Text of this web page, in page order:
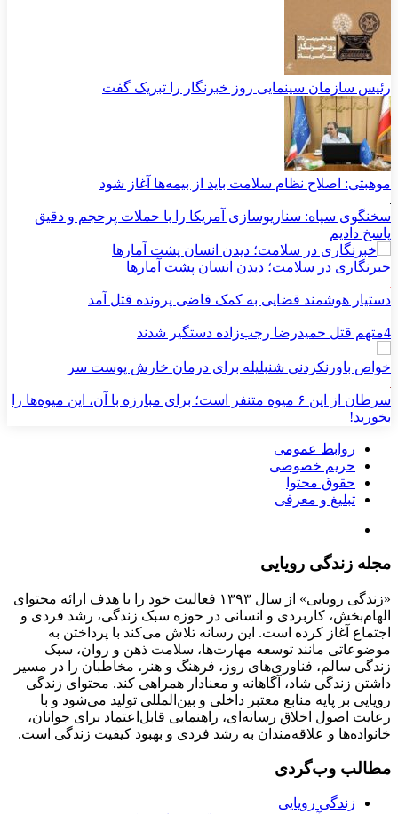
رئیس سازمان سینمایی روز خبرنگار را تبریک گفت
موهبتی: اصلاح نظام سلامت باید از بیمه‌ها آغاز شود
سخنگوی سپاه: سناریوسازی آمریکا را با حملات پرحجم‌‌ و دقیق‌
پاسخ دادیم
خبرنگاری در سلامت؛ دیدن انسان پشت آمارها
دستیار هوشمند قضایی به کمک قاضی پرونده قتل آمد
4متهم قتل حمیدرضا رجب‌زاده دستگیر شدند
خواص باورنکردنی شنبلیله برای درمان خارش پوست سر
سرطان از این ۶ میوه متنفر است؛ برای مبارزه با آن، این میوه‌ها را
بخورید!
روابط عمومی
حریم خصوصی
حقوق محتوا
تبلیغ و معرفی
مجله زندگی رویایی
«زندگی رویایی» از سال ۱۳۹۳ فعالیت خود را با هدف ارائه محتوای
الهام‌بخش، کاربردی و انسانی در حوزه سبک زندگی، رشد فردی و
اجتماع آغاز کرده است. این رسانه تلاش می‌کند با پرداختن به
موضوعاتی مانند توسعه مهارت‌ها، سلامت ذهن و روان، سبک
زندگی سالم، فناوری‌های روز، فرهنگ و هنر، مخاطبان را در مسیر
داشتن زندگی شاد، آگاهانه و معنادار همراهی کند. محتوای زندگی
رویایی بر پایه منابع معتبر داخلی و بین‌المللی تولید می‌شود و با
رعایت اصول اخلاق رسانه‌ای، راهنمایی قابل‌اعتماد برای جوانان،
خانواده‌ها و علاقه‌مندان به رشد فردی و بهبود کیفیت زندگی است.
مطالب وب‌گردی
زندگی رویایی